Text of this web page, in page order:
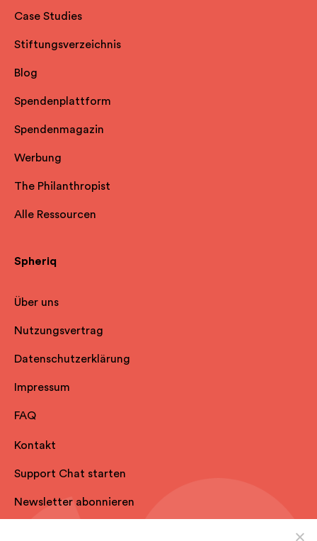
Case Studies
Stiftungsverzeichnis
Blog
Spendenplattform
Spendenmagazin
Werbung
The Philanthropist
Alle Ressourcen
Spheriq
Über uns
Nutzungsvertrag
Datenschutzerklärung
Impressum
FAQ
Kontakt
Support Chat starten
Newsletter abonnieren